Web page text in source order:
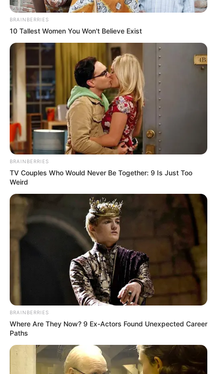
Ez az apa megmentette a fiát az ütközéstől.
Egy rákos beteg apa a terápiás csapata segítségével sétál a lányával a
folyosón.